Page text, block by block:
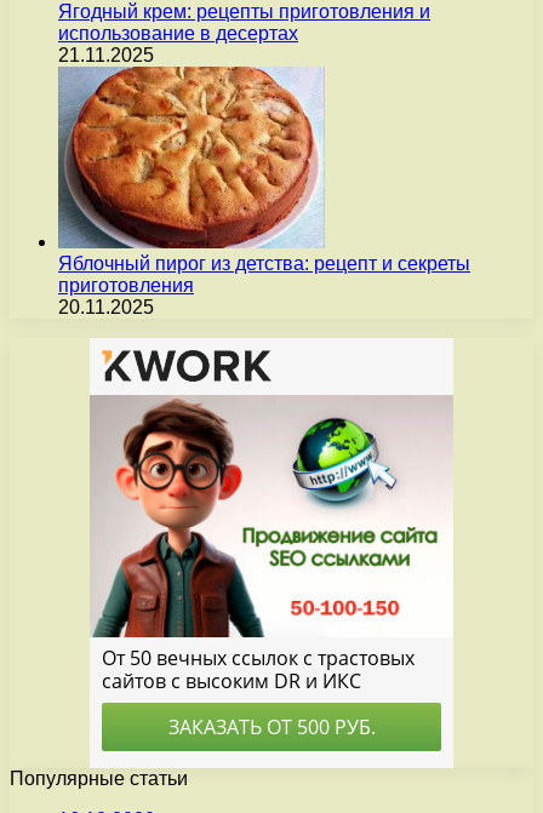
Ягодный крем: рецепты приготовления и
использование в десертах
21.11.2025
Яблочный пирог из детства: рецепт и секреты
приготовления
20.11.2025
Популярные статьи